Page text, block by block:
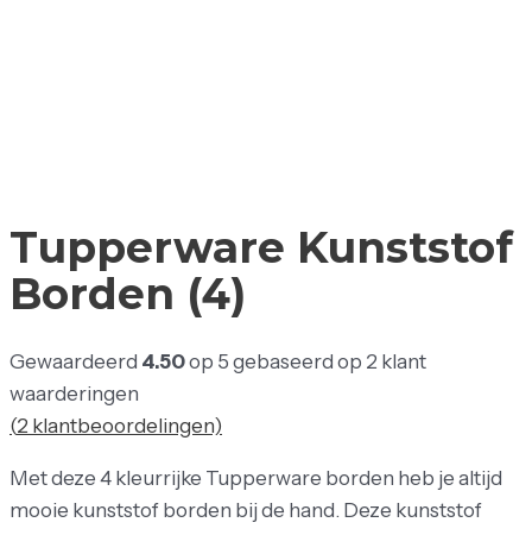
Tupperware Kunststof
Borden (4)
Gewaardeerd 4.50op 5 gebaseerd op 2 klant
waarderingen
(2 klantbeoordelingen)
Met deze 4 kleurrijke Tupperware borden heb je altijd
mooie kunststof borden bij de hand. Deze kunststof